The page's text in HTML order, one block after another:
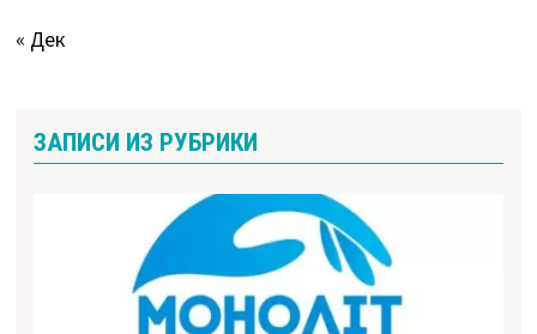
« Дек
ЗАПИСИ ИЗ РУБРИКИ